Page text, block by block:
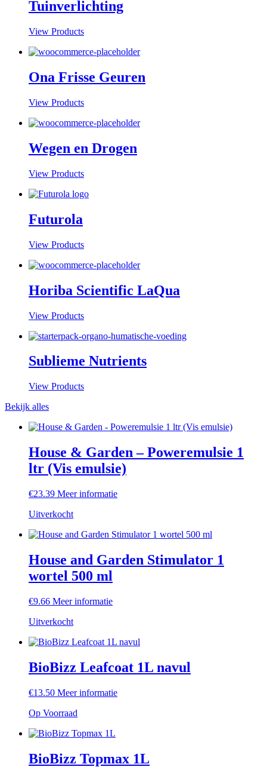
Tuinverlichting
View Products
Ona Frisse Geuren
View Products
Wegen en Drogen
View Products
Futurola
View Products
Horiba Scientific LaQua
View Products
Sublieme Nutrients
View Products
Bekijk alles
House & Garden – Poweremulsie 1
ltr (Vis emulsie)
€23.39 Meer informatie
Uitverkocht
House and Garden Stimulator 1
wortel 500 ml
€9.66 Meer informatie
Uitverkocht
BioBizz Leafcoat 1L navul
€13.50 Meer informatie
Op Voorraad
BioBizz Topmax 1L